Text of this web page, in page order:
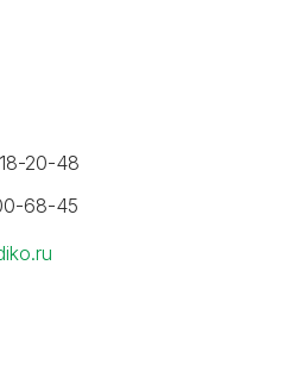
20-48
68-45